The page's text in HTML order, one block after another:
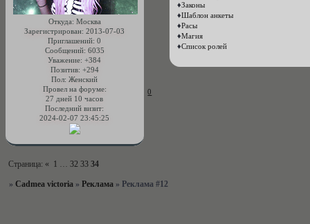
Откуда: Москва
Зарегистрирован: 2013-07-03
Приглашений: 0
Сообщений: 6035
Уважение: +384
Позитив: +294
Пол: Женский
Провел на форуме:
27 дней 10 часов
Последний визит:
2024-02-07 23:45:25
♦Законы
♦Шаблон анкеты
♦Расы
♦Магия
♦Список ролей
0
Страница: « 1 … 32 33 34
» Cadmea victoria » Реклама » Реклама #12